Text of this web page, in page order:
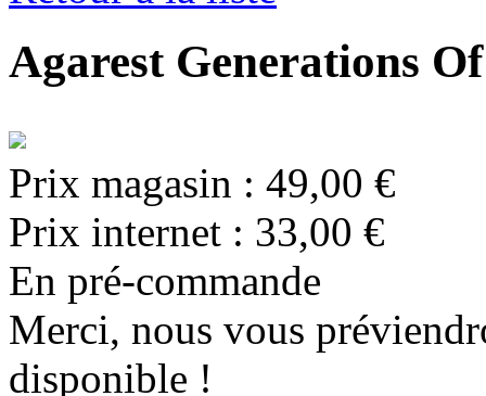
Agarest Generations
Prix magasin : 49,00 €
Prix internet : 33,00 €
En pré-commande
Merci, nous vous
disponible !